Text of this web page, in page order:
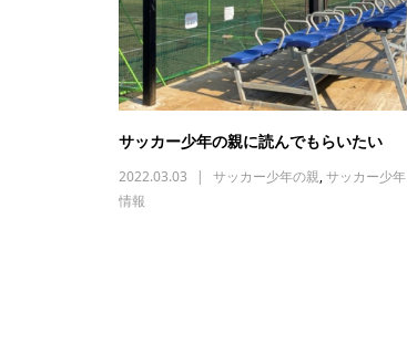
サッカー少年の親に読んでもらいたい
2022.03.03 サッカー少年の親,サッカー少年
情報